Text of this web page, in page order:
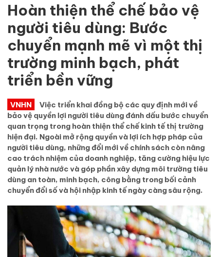
Hoàn thiện thể chế bảo vệ
người tiêu dùng: Bước
chuyển mạnh mẽ vì một thị
trường minh bạch, phát
triển bền vững
VNHN
Việc triển khai đồng bộ các quy định mới về
bảo vệ quyền lợi người tiêu dùng đánh dấu bước chuyển
quan trọng trong hoàn thiện thể chế kinh tế thị trường
hiện đại. Ngoài mở rộng quyền và lợi ích hợp pháp của
người tiêu dùng, những đổi mới về chính sách còn nâng
cao trách nhiệm của doanh nghiệp, tăng cường hiệu lực
quản lý nhà nước và góp phần xây dựng môi trường tiêu
dùng an toàn, minh bạch, công bằng trong bối cảnh
chuyển đổi số và hội nhập kinh tế ngày càng sâu rộng.